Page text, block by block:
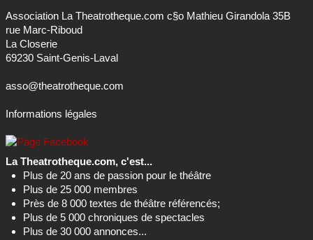
Association La Theatrotheque.com c§o Mathieu Girandola 35B
rue Marc-Riboud
La Closerie
69230 Saint-Genis-Laval
asso@theatrotheque.com
Informations légales
La Theatrotheque.com, c'est...
Plus de 20 ans de passion pour le théâtre
Plus de 25 000 membres
Près de 8 000 textes de théâtre référencés;
Plus de 5 000 chroniques de spectacles
Plus de 30 000 annonces...